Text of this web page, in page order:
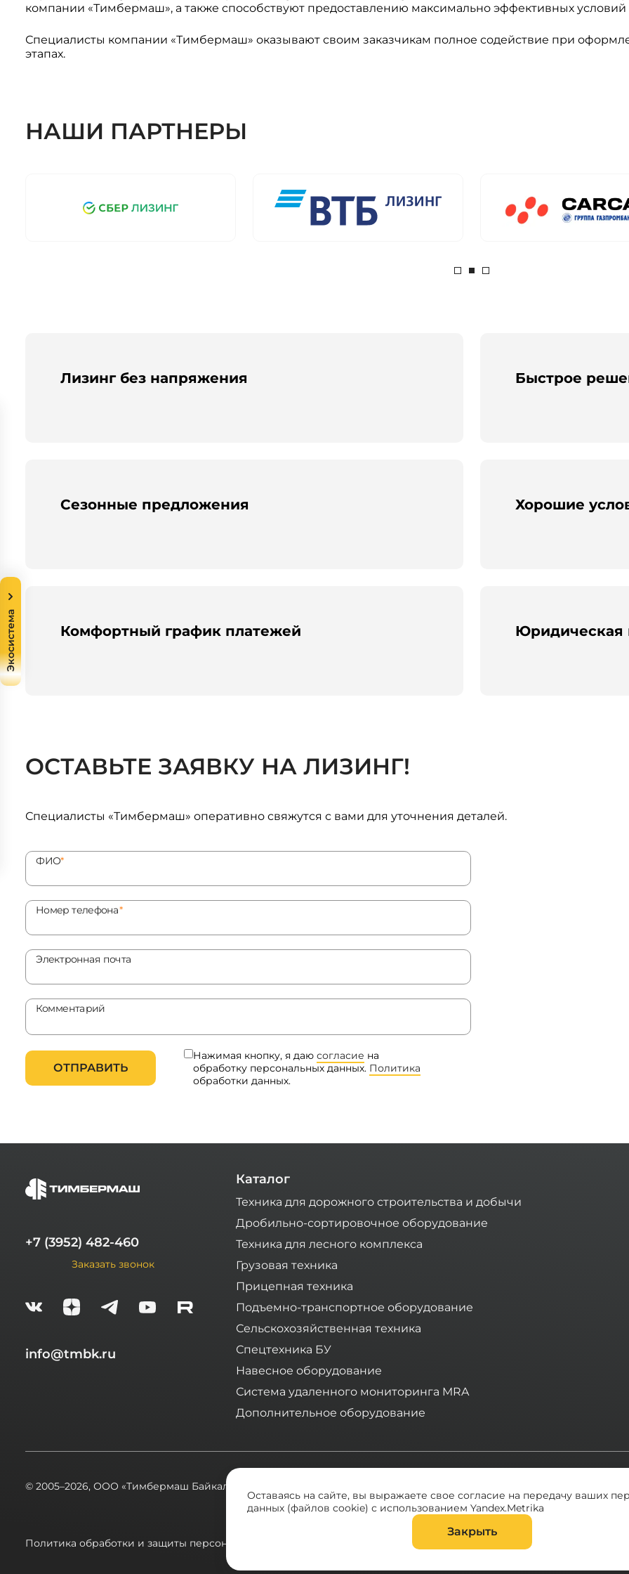
компании «Тимбермаш», а также способствуют предоставлению максимально эффективных
Специалисты компании «Тимбермаш» оказывают своим заказчикам полное содействие при
этапах.
НАШИ ПАРТНЕРЫ
Лизинг без напряжения Быстрое
Сезонные предложения Хорошие
Комфортный график платежей Юридическая
ОСТАВЬТЕ ЗАЯВКУ НА ЛИЗИНГ!
Специалисты «Тимбермаш» оперативно свяжутся с вами для уточнения деталей.
ФИО*
Номер телефона*
Электронная почта
Комментарий
ОТПРАВИТЬ
Нажимая кнопку, я даю согласие на
обработку персональных данных. Политика
обработки данных.
+7 (3952) 482-460
Заказать звонок
info@tmbk.ru
Каталог
Техника для дорожного строительства и добычи
Дробильно-сортировочное оборудование
Техника для лесного комплекса
Грузовая техника
Прицепная техника
Подъемно-транспортное оборудование
Сельскохозяйственная техника
Спецтехника БУ
Навесное оборудование
Система удаленного мониторинга MRA
Дополнительное оборудование
© 2005–2026, ООО «Тимбермаш Байкал»
Политика обработки и защиты персональных данных Антикоррупционная политика Сводная ведомость
Экосистема
Оставаясь на сайте, вы выражаете свое согласие на передачу ваших
данных (файлов cookie) с использованием Yandex.Metrika
Закрыть
Системы 3D нивелирования
Мини-погрузчики
Грейферные захваты